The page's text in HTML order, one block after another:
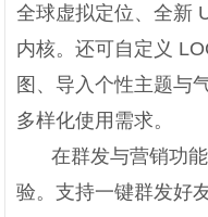
全球虚拟定位、全新
内核。还可自定义
图、导入个性主题与
多样化使用需求。
在群发与营销功
验。支持一键群发好